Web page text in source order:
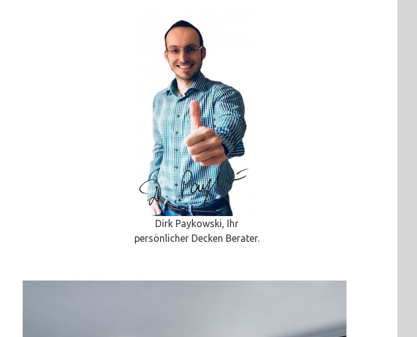
Dirk Paykowski, Ihr
persönlicher Decken Berater.